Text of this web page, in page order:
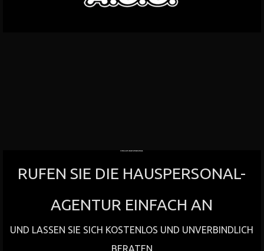
STELLEN HAUSPERSONAL
RUFEN SIE DIE HAUSPERSONAL-
AGENTUR EINFACH AN
UND LASSEN SIE SICH KOSTENLOS UND UNVERBINDLICH
BERATEN